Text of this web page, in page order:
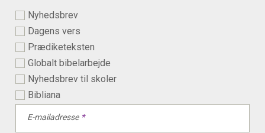
Nyhedsbrev
Dagens vers
Prædiketeksten
Globalt bibelarbejde
Nyhedsbrev til skoler
Bibliana
E-mailadresse